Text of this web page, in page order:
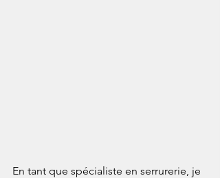
En tant que spécialiste en serrurerie, je